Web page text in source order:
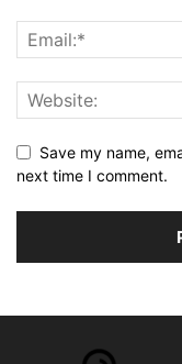
Save my name,
next time I comment.